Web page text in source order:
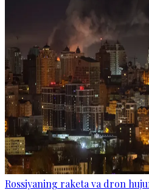
Rossiyaning raketa va dron